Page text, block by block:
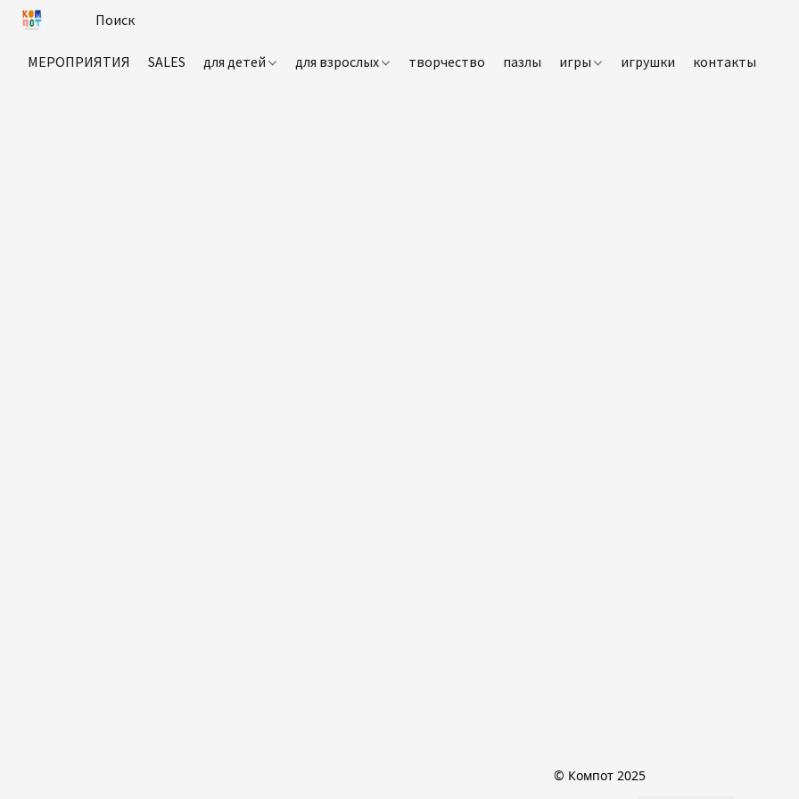
МЕРОПРИЯТИЯ SALES для детей для взрослых творчество пазлы игры игрушки контакты
© Компот 2025